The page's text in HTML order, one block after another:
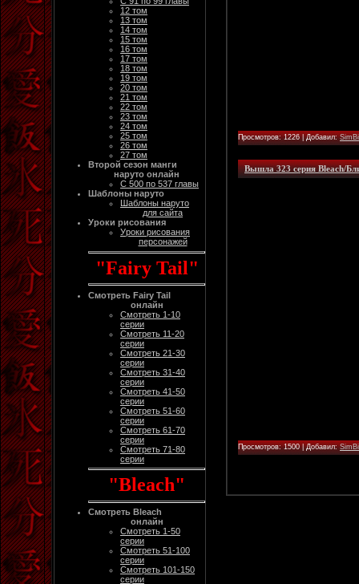
12 том
13 том
14 том
15 том
16 том
17 том
18 том
19 том
20 том
21 том
22 том
23 том
24 том
25 том
26 том
27 том
Второй сезон манги
наруто онлайн
С 500 по 537 главы
Шаблоны наруто
Шаблоны наруто
для сайта
Уроки рисования
Уроки рисования
персонажей
"Fairy Tail"
Смотреть Fairy Tail
онлайн
Смотреть 1-10
серии
Смотреть 11-20
серии
Смотреть 21-30
серии
Смотреть 31-40
серии
Смотреть 41-50
серии
Смотреть 51-60
серии
Смотреть 61-70
серии
Смотреть 71-80
серии
"Bleach"
Смотреть Bleach
онлайн
Смотреть 1-50
серии
Смотреть 51-100
серии
Смотреть 101-150
серии
Просмотров: 1226 | Добавил:
Вышла 323 серия Bleach/
Просмотров: 1500 | Добавил: